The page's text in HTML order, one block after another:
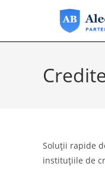
Soluții rapide
instituțiile de